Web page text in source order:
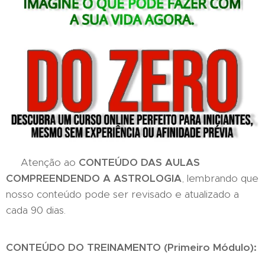
Atenção ao CONTEÚDO DAS AULAS
COMPREENDENDO A ASTROLOGIA, lembrando que
nosso conteúdo pode ser revisado e atualizado a
cada 90 dias.
CONTEÚDO DO TREINAMENTO (Primeiro Módulo):